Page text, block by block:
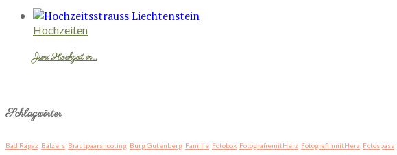
Hochzeiten
Juni Hochzeit in…
Schlagwörter
Bad Ragaz Balzers Brautpaarshooting Burg Gutenberg Familie Fotobox FotografiemitHerz FotografinmitHerz Fotospass